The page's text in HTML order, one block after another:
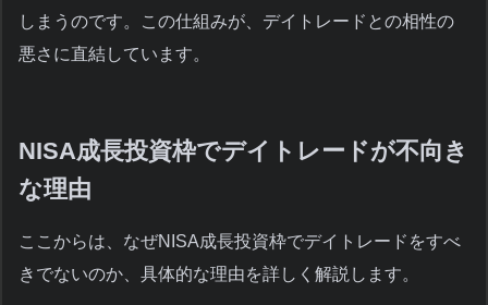
しまうのです。この仕組みが、デイトレードとの相性の
悪さに直結しています。
NISA成長投資枠でデイトレードが不向き
な理由
ここからは、なぜNISA成長投資枠でデイトレードをすべ
きでないのか、具体的な理由を詳しく解説します。